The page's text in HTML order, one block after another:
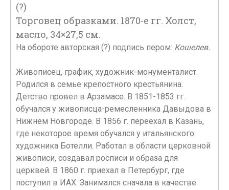
(?)
Торговец образками. 1870-е гг. Холст,
масло, 34×27,5 см.
На обороте авторская (?) подпись пером: Кошелев.
Живописец, график, художник-монументалист.
Родился в семье крепостного крестьянина.
Детство провел в Арзамасе. В 1851-1853 гг.
обучался у живописца-ремесленника Давыдова в
Нижнем Новгороде. В 1856 г. переехал в Казань,
где некоторое время обучался у итальянского
художника Ботелли. Работал в области церковной
живописи, создавал росписи и образа для
церквей. В 1860 г. приехал в Петербург, где
поступил в ИАХ. Занимался сначала в качестве